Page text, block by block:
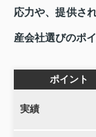
応力や、提供さ
産会社選びのポ
ポイント
実績